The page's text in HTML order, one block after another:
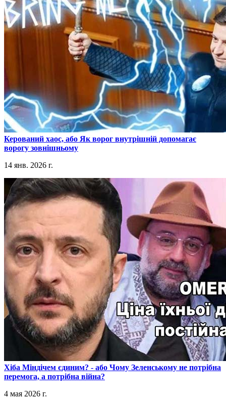
​Керований хаос, або Як ворог внутрішній допомагає
ворогу зовнішньому
14 янв. 2026 г.
​Хіба Міндічем єдиним? - або Чому Зеленському не потрібна
перемога, а потрібна війна?
4 мая 2026 г.